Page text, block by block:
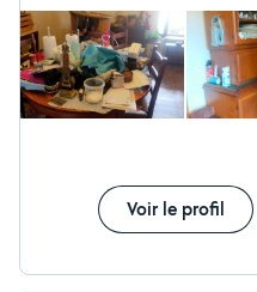
Voir le profil